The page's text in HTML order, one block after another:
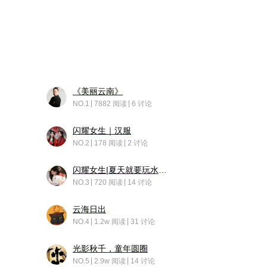
《美丽云南》
NO.1 7882 阅读 6 讨论
闪耀女生｜汉服
NO.2 178 阅读 2 讨论
NO.3 720 阅读 14 讨论
云海日出
NO.4 1.2w 阅读 31 讨论
光影秋千，童年圆圈
NO.5 2.9w 阅读 14 讨论